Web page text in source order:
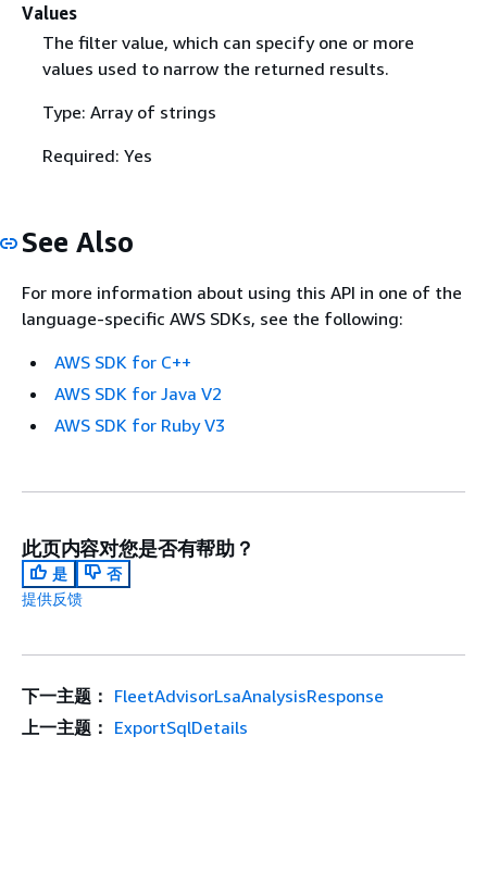
Values
The filter value, which can specify one or more
values used to narrow the returned results.
Type: Array of strings
Required: Yes
See Also
For more information about using this API in one of the
language-specific AWS SDKs, see the following:
AWS SDK for C++
AWS SDK for Java V2
AWS SDK for Ruby V3
此页内容对您是否有帮助？
是
否
提供反馈
下一主题： FleetAdvisorLsaAnalysisResponse
上一主题： ExportSqlDetails